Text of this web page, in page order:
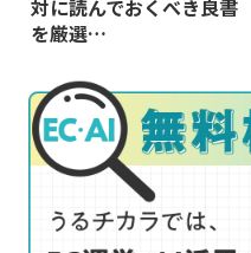
対に読んでおくべき良書
を厳選…